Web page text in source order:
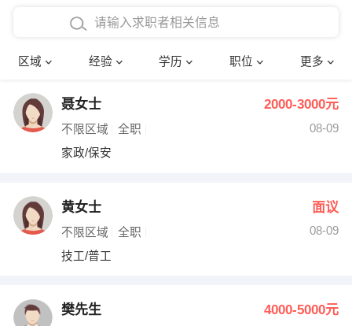
区域 经验 学历 职位 更多
在校学生工作经验
四年以上工作经验
五年以上工作经验
博士
文员 护士
财务会计
网络IT
收银员
确定
聂女士 2000-3000元
不限区域 全职
08-09
家政/保安
黄女士 面议
不限区域 全职
08-09
技工/普工
樊先生 4000-5000元